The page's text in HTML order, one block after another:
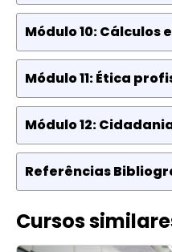
Módulo 10: Cálculos
Módulo 11: Ética
Módulo 12:
Referências
Cursos